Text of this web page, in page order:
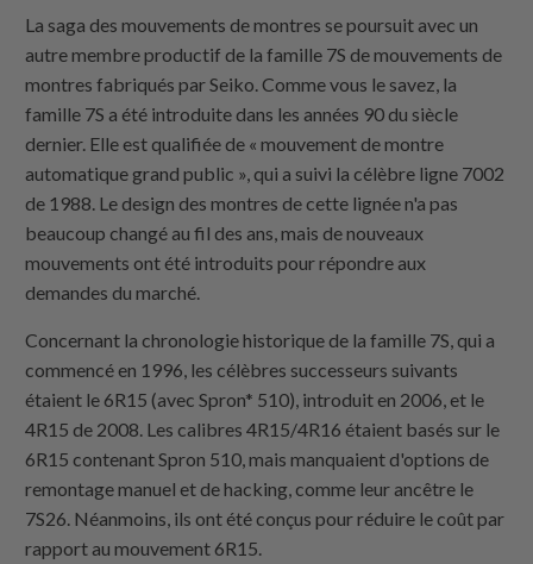
La saga des mouvements de montres se poursuit avec un
autre membre productif de la famille 7S de mouvements de
montres fabriqués par Seiko. Comme vous le savez, la
famille 7S a été introduite dans les années 90 du siècle
dernier. Elle est qualifiée de « mouvement de montre
automatique grand public », qui a suivi la célèbre ligne 7002
de 1988. Le design des montres de cette lignée n'a pas
beaucoup changé au fil des ans, mais de nouveaux
mouvements ont été introduits pour répondre aux
demandes du marché.
Concernant la chronologie historique de la famille 7S, qui a
commencé en 1996, les célèbres successeurs suivants
étaient le 6R15 (avec Spron* 510), introduit en 2006, et le
4R15 de 2008. Les calibres 4R15/4R16 étaient basés sur le
6R15 contenant Spron 510, mais manquaient d'options de
remontage manuel et de hacking, comme leur ancêtre le
7S26. Néanmoins, ils ont été conçus pour réduire le coût par
rapport au mouvement 6R15.